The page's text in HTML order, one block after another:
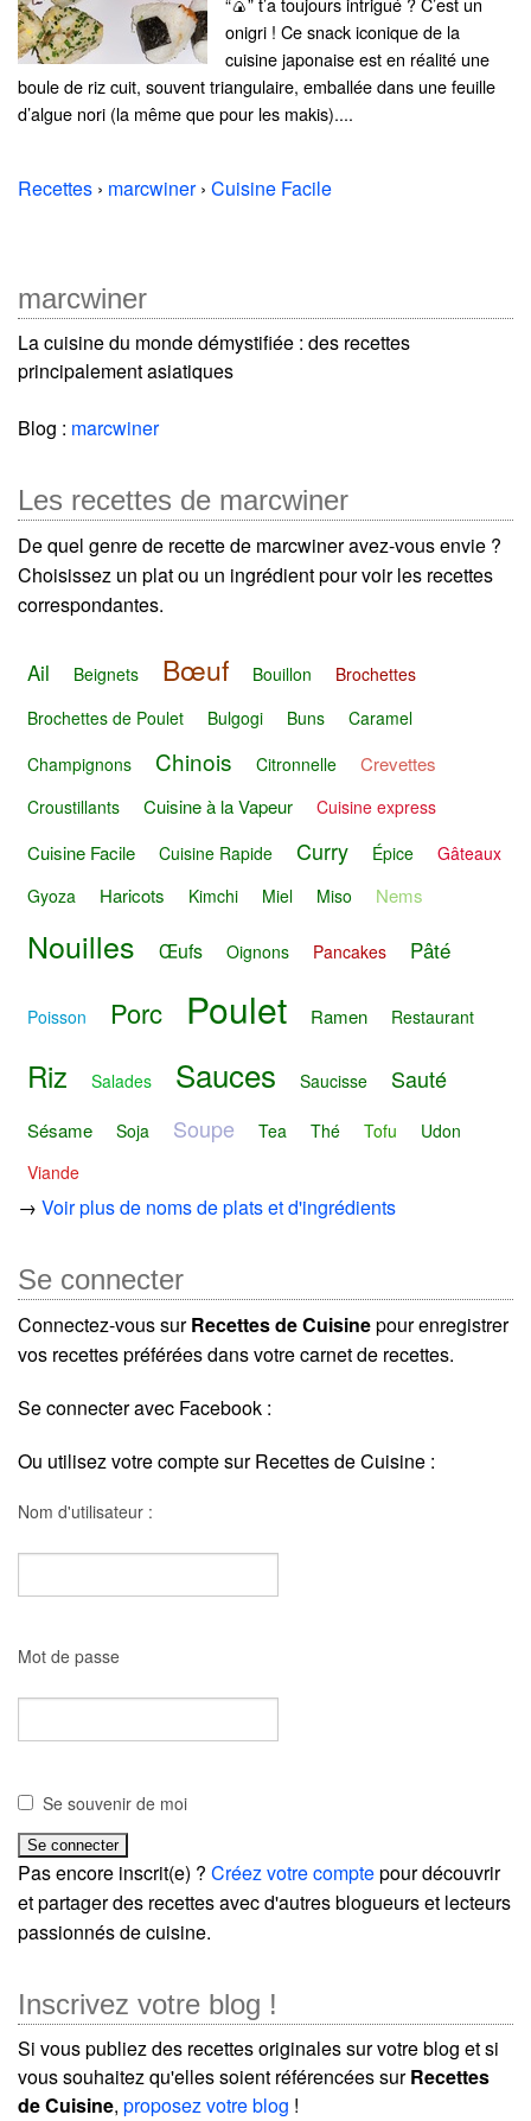
onigri ! Ce snack iconique de la
cuisine japonaise est en réalité une
boule de riz cuit, souvent triangulaire, emballée dans une feuille
d’algue nori (la même que pour les makis)....
Recettes › marcwiner› Cuisine Facile
marcwiner
La cuisine du monde démystifiée : des recettes
principalement asiatiques
Blog : marcwiner
Les recettes de marcwiner
De quel genre de recette de marcwiner avez-vous envie ?
Choisissez un plat ou un ingrédient pour voir les recettes
correspondantes.
Ail Beignets Bœuf Bouillon
Brochettes
Brochettes de Poulet
Bulgogi Buns
Caramel
Champignons
Chinois Citronnelle Crevettes
Croustillants Cuisine à la Vapeur Cuisine express
Cuisine Facile Cuisine Rapide Curry Épice
Gâteaux
Gyoza
Haricots Kimchi Miel Miso Nems
Nouilles Œufs Oignons Pancakes Pâté
Poisson Porc Poulet Ramen Restaurant
Riz Salades Sauces Saucisse Sauté
Sésame Soja Soupe Tea Thé Tofu
Udon
Viande
→ Voir plus de noms de plats et d'ingrédients
Se connecter
Connectez-vous surRecettes de Cuisinepour enregistrer
vos recettes préférées dans votre carnet de recettes.
Se connecter avec Facebook :
Ou utilisez votre compte sur Recettes de Cuisine :
Nom d'utilisateur :
Mot de passe
Se souvenir de moi
Pas encore inscrit(e) ? Créez votre comptepour découvrir
et partager des recettes avec d'autres blogueurs et lecteurs
passionnés de cuisine.
Inscrivez votre blog !
Si vous publiez des recettes originales sur votre blog et si
vous souhaitez qu'elles soient référencées surRecettes
de Cuisine, proposez votre blog !